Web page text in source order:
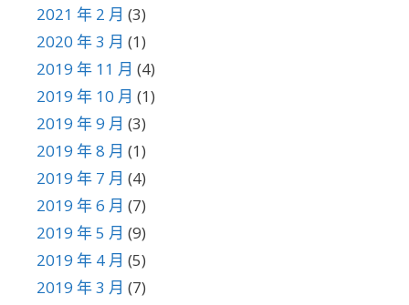
2021 年 2 月 (3)
2020 年 3 月 (1)
2019 年 11 月 (4)
2019 年 10 月 (1)
2019 年 9 月 (3)
2019 年 8 月 (1)
2019 年 7 月 (4)
2019 年 6 月 (7)
2019 年 5 月 (9)
2019 年 4 月 (5)
2019 年 3 月 (7)